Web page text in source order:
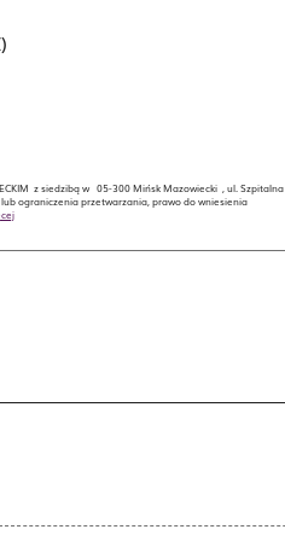
z siedzibą w 05-300 Mińsk Mazowiecki , ul. Szpitalna
ograniczenia przetwarzania, prawo do wniesienia